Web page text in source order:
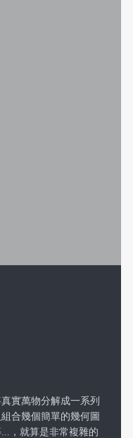
實萬物分解成一系列
合幾個簡單的幾何圖
，就算是非常複雜的